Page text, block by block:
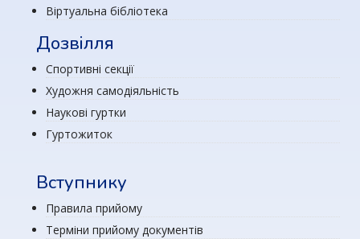
Віртуальна бібліотека
Дозвілля
Спортивні секції
Художня самодіяльність
Наукові гуртки
Гуртожиток
Вступнику
Правила прийому
Терміни прийому документів